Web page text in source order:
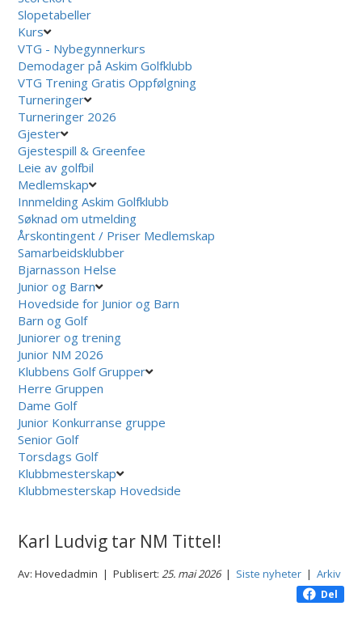
Slopetabeller
Kurs
VTG - Nybegynnerkurs
Demodager på Askim Golfklubb
VTG Trening Gratis Oppfølgning
Turneringer
Turneringer 2026
Gjester
Gjestespill & Greenfee
Leie av golfbil
Medlemskap
Innmelding Askim Golfklubb
Søknad om utmelding
Årskontingent / Priser Medlemskap
Samarbeidsklubber
Bjarnasson Helse
Junior og Barn
Hovedside for Junior og Barn
Barn og Golf
Juniorer og trening
Junior NM 2026
Klubbens Golf Grupper
Herre Gruppen
Dame Golf
Junior Konkurranse gruppe
Senior Golf
Torsdags Golf
Klubbmesterskap
Klubbmesterskap Hovedside
Karl Ludvig tar NM Tittel!
Av: Hovedadmin | Publisert:25. mai 2026| Siste nyheter |Arkiv
Del